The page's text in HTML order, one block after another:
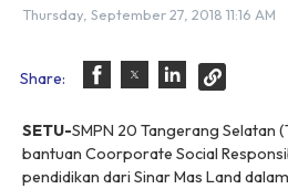
Thursday, September 27, 2018 11:16 AM
Share:
SETU-SMPN 20 Tangerang Selatan
bantuan Coorporate Social
pendidikan dari Sinar Mas Land